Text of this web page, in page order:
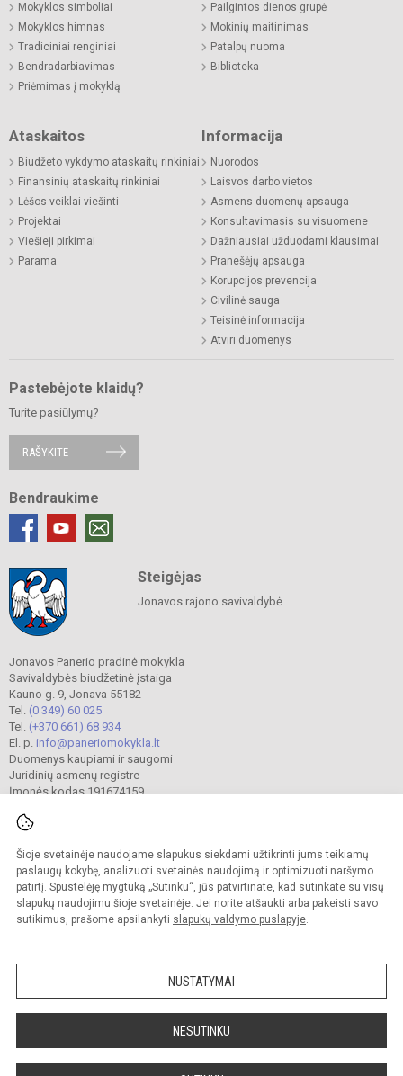
Šioje svetainėje naudojame slapukus siekdami užtikrinti jums teikiamų
paslaugų kokybę, analizuoti svetainės naudojimą ir optimizuoti naršymo
patirtį. Spustelėję mygtuką „Sutinku“, jūs patvirtinate, kad sutinkate su visų
slapukų naudojimu šioje svetainėje. Jei norite atšaukti arba pakeisti savo
sutikimus, prašome apsilankyti slapukų valdymo puslapyje.
NUSTATYMAI
NESUTINKU
Mokyklos simboliai
Mokyklos himnas
Tradiciniai renginiai
Bendradarbiavimas
Priėmimas į mokyklą
Pailgintos dienos grupė
Mokinių maitinimas
Patalpų nuoma
Biblioteka
Ataskaitos
Biudžeto vykdymo ataskaitų rinkiniai
Finansinių ataskaitų rinkiniai
Lėšos veiklai viešinti
Projektai
Viešieji pirkimai
Parama
Informacija
Nuorodos
Laisvos darbo vietos
Asmens duomenų apsauga
Konsultavimasis su visuomene
Dažniausiai užduodami klausimai
Pranešėjų apsauga
Korupcijos prevencija
Civilinė sauga
Teisinė informacija
Atviri duomenys
Pastebėjote klaidų?
Turite pasiūlymų?
RAŠYKITE
Bendraukime
Steigėjas
Jonavos rajono savivaldybė
Jonavos Panerio pradinė mokykla
Savivaldybės biudžetinė įstaiga
Kauno g. 9, Jonava 55182
Tel. (0 349) 60 025
Tel. (+370 661) 68 934
El. p. info@paneriomokykla.lt
Duomenys kaupiami ir saugomi
Juridinių asmenų registre
Įmonės kodas 191674159
© 2023. Jonavos Panerio pradinė mokykla. Visos teisės saugomos.
Kopijuoti turinį be raštiško įstaigos administracijos sutikimo griežtai draudžiama.
Prieinamumo paraiška Slapukų valdymas
Sumanus būdas atnaujinti